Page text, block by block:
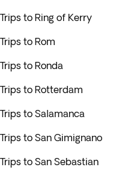
Trips to Ring of Kerry
Trips to Rom
Trips to Ronda
Trips to Rotterdam
Trips to Salamanca
Trips to San Gimignano
Trips to San Sebastian